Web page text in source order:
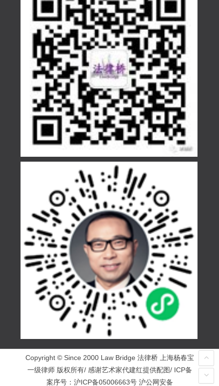
Copyright © Since 2000 Law Bridge 法律桥 上海杨春宝
一级律师 版权所有/ 感谢艺术家代建红提供配图/ ICP备
案序号： 沪ICP备05006663号 沪公网安备